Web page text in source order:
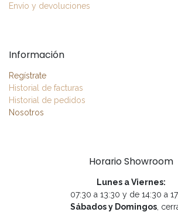
Envío y devoluciones
Información
Regístrate
Historial de facturas
Historial de pedidos
Nosotros
Horario Showroom
Lunes a Viernes:
07:30 a 13:30 y de 14:30 a
Sábados y Domingos,